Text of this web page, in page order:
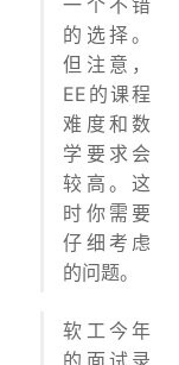
一个不错
的选择。
但注意，
EE的课程
难度和数
学要求会
较高。这
时你需要
仔细考虑
的问题。
软工今年
的面试录